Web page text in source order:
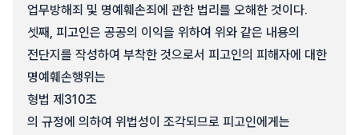
업무방해죄 및 명예훼손죄에 관한 법리를 오해한 것이다.
셋째, 피고인은 공공의 이익을 위하여 위와 같은 내용의
전단지를 작성하여 부착한 것으로서 피고인의 피해자에 대한
명예훼손행위는
형법 제310조
의 규정에 의하여 위법성이 조각되므로 피고인에게는